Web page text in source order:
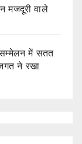
मजदूरी वाले
सम्मेलन में सतत
ने रखा